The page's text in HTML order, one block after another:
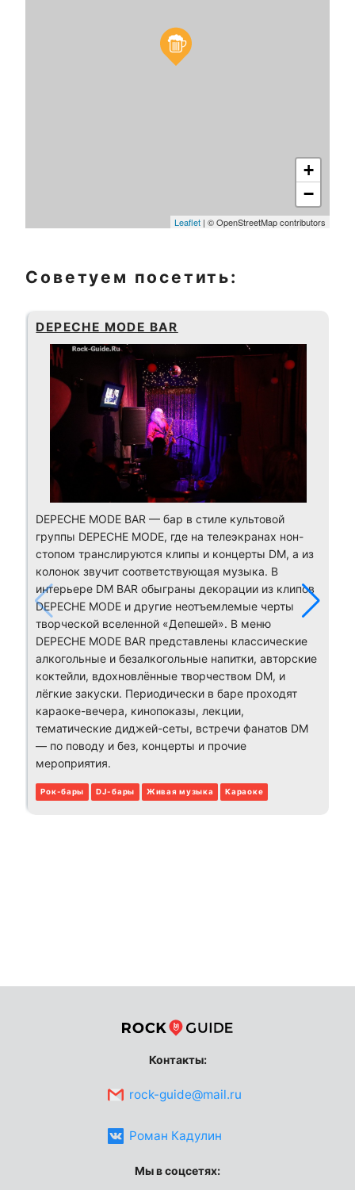
+
−
Leaflet| © OpenStreetMap contributors
Советуем посетить:
DEPECHE MODE BAR
DEPECHE MODE BAR — бар в стиле культовой
группы DEPECHE MODE, где на телеэкранах нон-
стопом транслируются клипы и концерты DM, а из
колонок звучит соответствующая музыка. В
интерьере DM BAR обыграны декорации из клипов
DEPECHE MODE и другие неотъемлемые черты
творческой вселенной «Депешей». В меню
DEPECHE MODE BAR представлены классические
алкогольные и безалкогольные напитки, авторские
коктейли, вдохновлённые творчеством DM, и
лёгкие закуски. Периодически в баре проходят
караоке-вечера, кинопоказы, лекции,
тематические диджей-сеты, встречи фанатов DM
— по поводу и без, концерты и прочие
мероприятия.
Рок-бары DJ-бары Живая музыка Караоке
Контакты:
rock-guide@mail.ru
Роман Кадулин
Мы в соцсетях: